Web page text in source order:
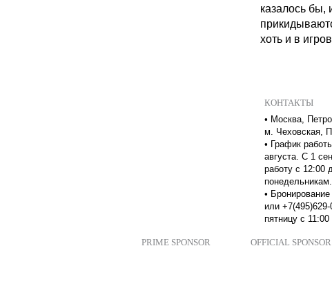
казалось бы,
хоть и в
КОНТАКТЫ
• Москва,
м. Чеховская,
• График
августа. С 1
работу с 12:00
понедельникам.
•
или
пятницу с 11:00
PRIME SPONSOR OFFICIAL SPONSOR